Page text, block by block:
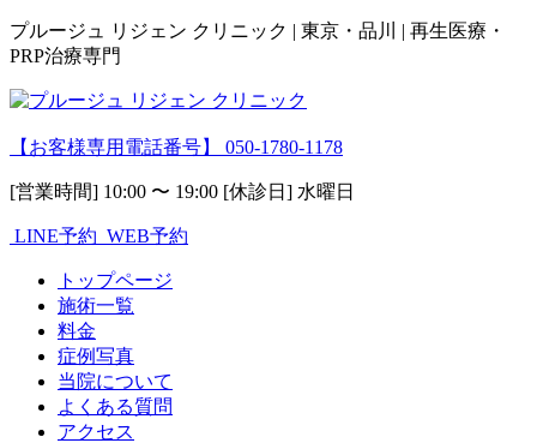
プルージュ リジェン クリニック | 東京・品川 | 再生医療・
PRP治療専門
【お客様専用電話番号】 050-1780-1178
[営業時間] 10:00 〜 19:00 [休診日] 水曜日
LINE予約 WEB予約
トップページ
施術一覧
料金
症例写真
当院について
よくある質問
アクセス